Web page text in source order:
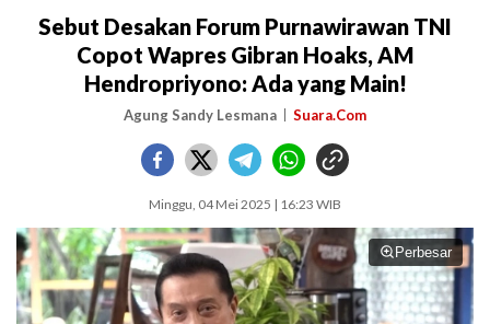
Sebut Desakan Forum Purnawirawan TNI
Copot Wapres Gibran Hoaks, AM
Hendropriyono: Ada yang Main!
Agung Sandy Lesmana Suara.Com
Minggu, 04 Mei 2025 | 16:23 WIB
Perbesar